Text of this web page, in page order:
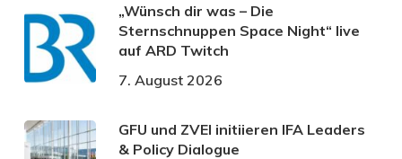
„Wünsch dir was – Die
Sternschnuppen Space Night“ live
auf ARD Twitch
7. August 2026
GFU und ZVEI initiieren IFA Leaders
& Policy Dialogue